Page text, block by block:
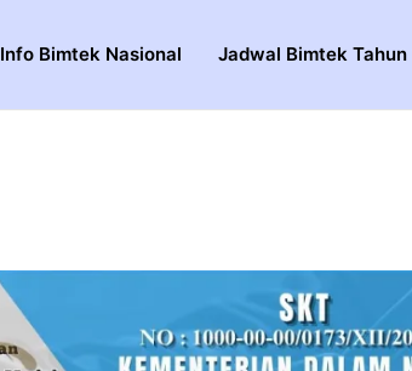
Info Bimtek Nasional Jadwal Bimtek Tahun